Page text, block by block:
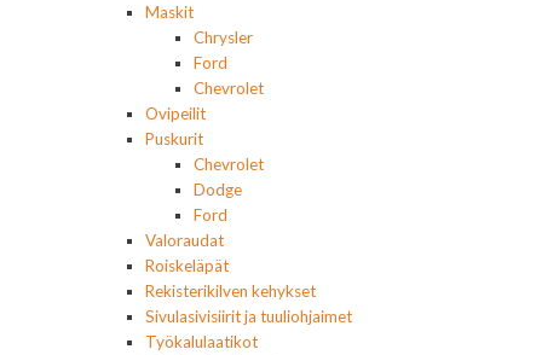
Maskit
Chrysler
Ford
Chevrolet
Ovipeilit
Puskurit
Chevrolet
Dodge
Ford
Valoraudat
Roiskeläpät
Rekisterikilven kehykset
Sivulasivisiirit ja tuuliohjaimet
Työkalulaatikot